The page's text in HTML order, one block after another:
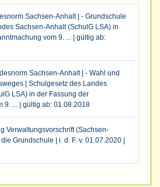
Sachsen-Anhalt | - Grundschule
Sachsen-Anhalt (SchulG LSA) in
vom 9. ... | gültig ab:
Sachsen-Anhalt | - Wahl und
| Schulgesetz des Landes
LSA) in der Fassung der
9. ... | gültig ab: 01.08.2018
Verwaltungsvorschrift (Sachsen-
Grundschule | i. d. F. v. 01.07.2020 |